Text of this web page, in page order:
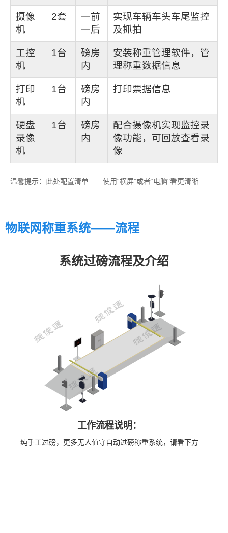
摄像
机
2套
一前
一后
实现车辆车头车尾监控
及抓拍
工控
机
1台
磅房
内
安装称重管理软件，管
理称重数据信息
打印
机
1台
磅房
内
打印票据信息
硬盘
录像
机
1台
磅房
内
配合摄像机实现监控录
像功能，可回放查看录
像
温馨提示：此处配置清单——使用“横屏”或者“电脑"看更清晰
物联网称重系统——流程
系统过磅流程及介绍
工作流程说明：
纯手工过磅，更多无人值守自动过磅称重系统，请看下方